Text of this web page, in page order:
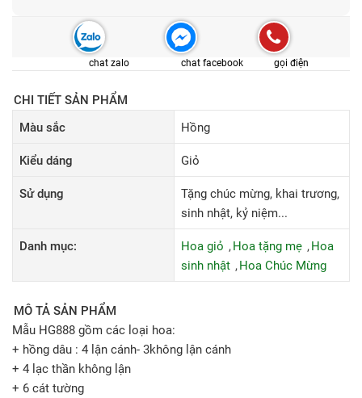
chat zalo chat facebook gọi điện
CHI TIẾT SẢN PHẨM
Màu sắc
Hồng
Kiểu dáng Giỏ
Sử dụng
Tặng chúc mừng, khai trương,
sinh nhật, kỷ niệm...
Danh mục: Hoa giỏ Hoa tặng mẹ
Hoa
sinh nhật
Hoa Chúc Mừng
MÔ TẢ SẢN PHẨM
Mẫu HG888 gồm các loại hoa:
+ hồng dâu : 4 lận cánh- 3không lận cánh
+ 4 lạc thần không lận
+ 6 cát tường